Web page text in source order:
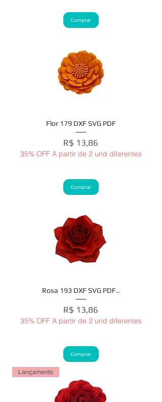
Comprar
Flor 179 DXF SVG PDF
Preço
R$ 13,86
35% OFF A partir de 2 und diferentes
Comprar
Rosa 193 DXF SVG PDF..
Preço
R$ 13,86
35% OFF A partir de 2 und diferentes
Comprar
Lançamento